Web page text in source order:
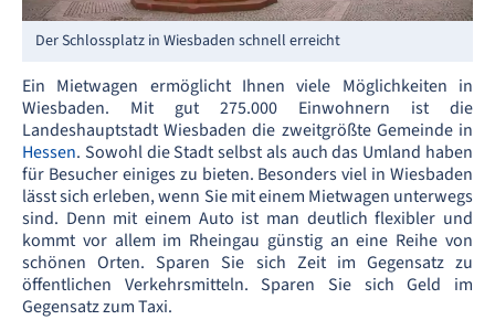
Der Schlossplatz in Wiesbaden schnell erreicht
Ein Mietwagen ermöglicht Ihnen viele Möglichkeiten in
Wiesbaden. Mit gut 275.000 Einwohnern ist die
Landeshauptstadt Wiesbaden die zweitgrößte Gemeinde in
Hessen. Sowohl die Stadt selbst als auch das Umland haben
für Besucher einiges zu bieten. Besonders viel in Wiesbaden
lässt sich erleben, wenn Sie mit einem Mietwagen unterwegs
sind. Denn mit einem Auto ist man deutlich flexibler und
kommt vor allem im Rheingau günstig an eine Reihe von
schönen Orten. Sparen Sie sich Zeit im Gegensatz zu
öffentlichen Verkehrsmitteln. Sparen Sie sich Geld im
Gegensatz zum Taxi.